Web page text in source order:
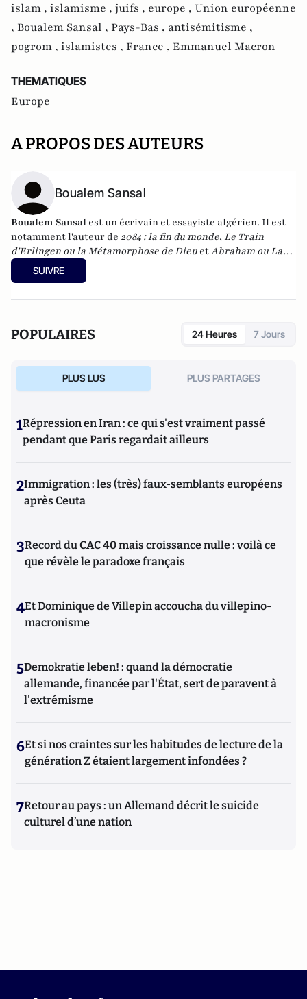
islam , islamisme , juifs , europe , Union européenne
, Boualem Sansal , Pays-Bas , antisémitisme ,
pogrom , islamistes , France , Emmanuel Macron
THEMATIQUES
Europe
A PROPOS DES AUTEURS
Boualem Sansal
Boualem Sansal est un écrivain et essayiste algérien. Il est
notamment l'auteur de 2084 : la fin du monde, Le Train
d'Erlingen ou la Métamorphose de Dieu etAbraham ou La
Cinquième alliance
censuré dans son pays.
SUIVRE
POPULAIRES 24 Heures 7 Jours
PLUS LUS PLUS PARTAGES
1Répression en Iran : ce qui s'est vraiment passé
pendant que Paris regardait ailleurs
2Immigration : les (très) faux-semblants européens
après Ceuta
3Record du CAC 40 mais croissance nulle : voilà ce
que révèle le paradoxe français
4Et Dominique de Villepin accoucha du villepino-
macronisme
5Demokratie leben! : quand la démocratie
allemande, financée par l'État, sert de paravent à
l'extrémisme
6Et si nos craintes sur les habitudes de lecture de la
génération Z étaient largement infondées ?
7Retour au pays : un Allemand décrit le suicide
culturel d’une nation